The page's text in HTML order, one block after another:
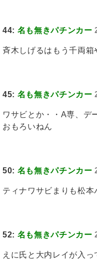
44: 名も無きパチンカー
斉木しげるはもう千両箱
45: 名も無きパチンカー
ワサビとか・・A専、デ
おもろいねん
50: 名も無きパチンカー
ティナワサビまりも松本
52: 名も無きパチンカー
えに氏と大内レイが入っ